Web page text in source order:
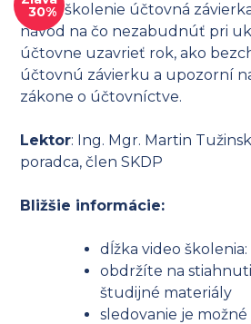
30%
Video školenie účtovná
návod na čo nezabudnúť pri
účtovne uzavrieť rok, ako
účtovnú závierku a upozorní
zákone o účtovníctve.
Lektor: Ing. Mgr. Martin
poradca, člen SKDP
Bližšie informácie:
dĺžka video školenia:
obdržíte na
študijné materiály
sledovanie je